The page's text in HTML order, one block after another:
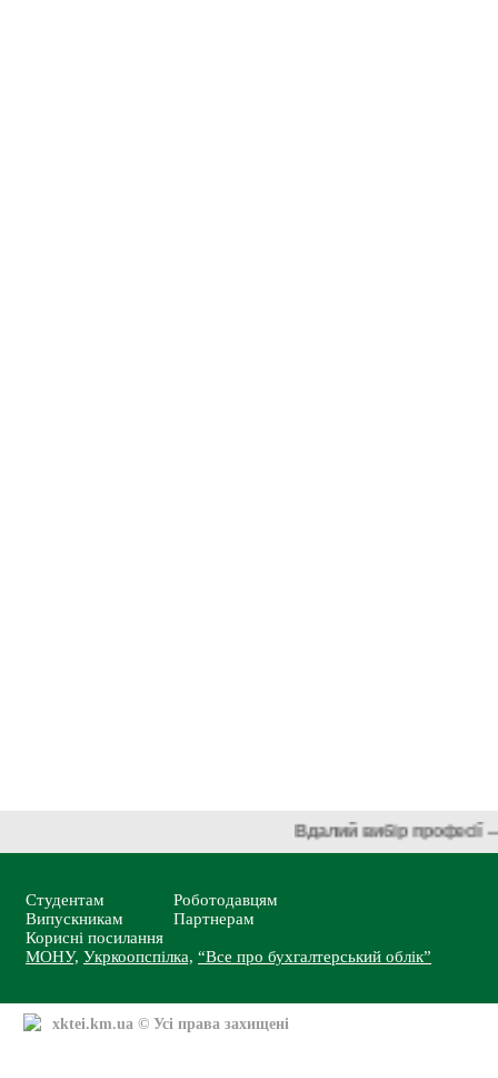
Вдалий вибір
Студентам
Випускникам
Роботодавцям
Партнерам
Корисні посилання
МОНУ, Укркоопспілка, “Все про бухгалтерський облік”
xktei.km.ua © Усі права захищені